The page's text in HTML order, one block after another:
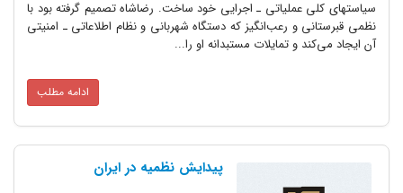
عملیاتی ـ اجرایی خود ساخت. رضاشاه تصمیم گرفته بود با
و رعب‌‌انگیز که دستگاه شهربانی و نظام اطلاعاتی ـ امنیتی
و تمایلات مستبدانه او را...
پیدایش نظمیه در ایران